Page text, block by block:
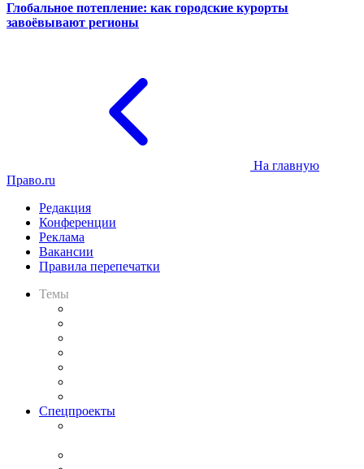
Глобальное потепление: как городские курорты
завоёвывают регионы
На главную
Право.ru
Редакция
Конференции
Реклама
Вакансии
Правила перепечатки
Темы
Спецпроекты